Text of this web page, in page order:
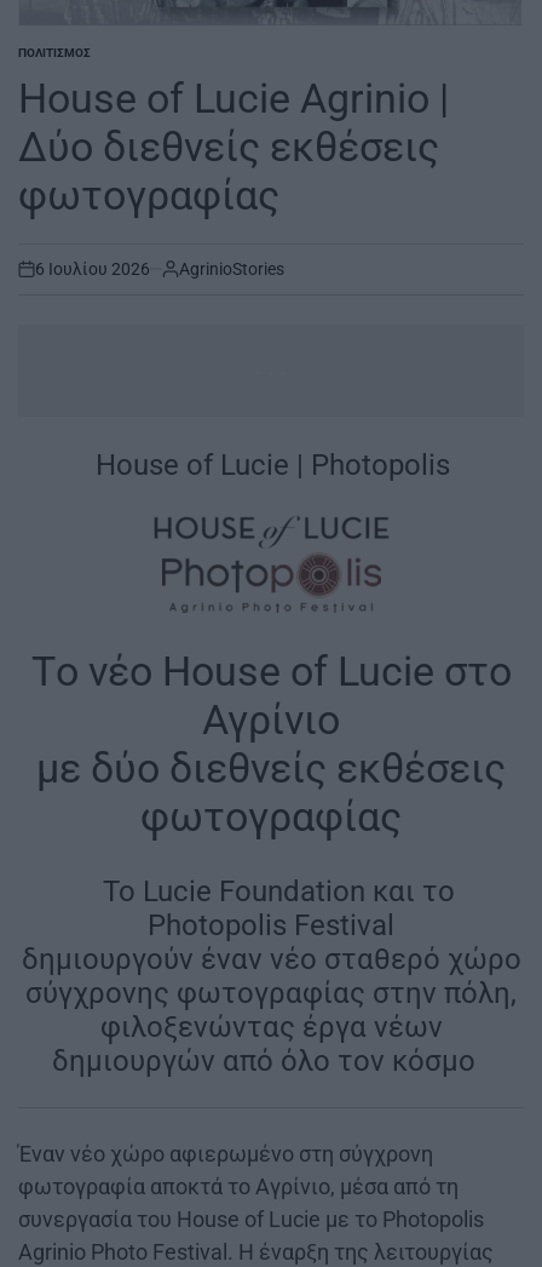
POSTED
ΠΟΛΙΤΙΣΜΌΣ
House of Lucie Agrinio |
Δύο διεθνείς εκθέσεις
φωτογραφίας
on
6 Ιουλίου 2026 AgrinioStories
House of Lucie | Photopolis
Tο νέο House of Lucie στο
Αγρίνιο
με δύο διεθνείς εκθέσεις
φωτογραφίας
Το Lucie Foundation και το
Photopolis Festival
δημιουργούν έναν νέο σταθερό χώρο
σύγχρονης φωτογραφίας στην πόλη,
φιλοξενώντας έργα νέων
δημιουργών από όλο τον κόσμο
Έναν νέο χώρο αφιερωμένο στη σύγχρονη
φωτογραφία αποκτά το Αγρίνιο, μέσα από τη
συνεργασία του House of Lucie με το Photopolis
Agrinio Photo Festival. Η έναρξη της λειτουργίας